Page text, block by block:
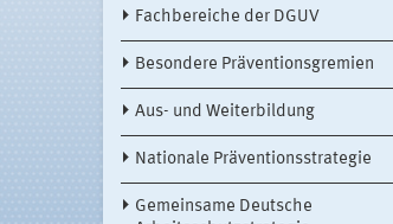
Fachbereiche der DGUV
Besondere Präventionsgremien
Aus- und Weiterbildung
Nationale Präventionsstrategie
Gemeinsame Deutsche